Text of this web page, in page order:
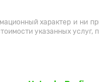
характер и ни
указанных